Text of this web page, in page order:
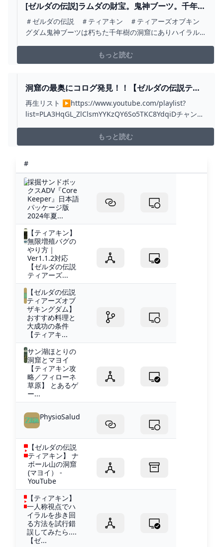
新！
[ゼルダの伝説]ラムダの財宝。鬼神ブーツ。千年樹
の洞窟。 - YOUTUBE
＃ゼルダの伝説 ＃ティアキン ＃ティアーズオブキン
グダム鬼神ブーツは朽ちた千年樹の洞窟にありハイラル
祠もがありそこからも行けます。洞窟では最下層まで行
きましたが方向が分かりにくかったです。分かりやすい
GETします！...
もっと読む
洞窟の最奥にコログ発見！！【ゼルダの伝説ティ
アーズオブザキングダム】#ティアキン -
YOUTUBE
再生リスト ▶https://www.youtube.com/playlist?
list=PLA3HqGL_ZlClsmYYKzQY6So5TKC8YdqiDチャンネ
の伝説 #ゼルダの伝説ティアーズオブザキングダム
もっと読む
#
採掘サンドボッ
クスADV『Core
Keeper』日本語
パッケージ版
2024年夏...
【ティアキン】
無限増殖バグの
やり方｜
Ver1.1.2対応
【ゼルダの伝説
ティアーズ...
【ゼルダの伝説
ティアーズオブ
ザキングダム】
おすすめ料理と
大成功の条件
【ティアキ...
サン湖ほとりの
洞窟とマヨイ
【ティアキン攻
略／フィローネ
草原】 とあるゲ
ー...
PhysioSalud
【ゼルダの伝説
ティアキン】 ナ
ボール山の洞窟
(マヨイ） -
YouTube
【ティアキン】
一人称視点でハ
イラルを歩き回
る方法を試行錯
誤してみたら....
【ゼ...